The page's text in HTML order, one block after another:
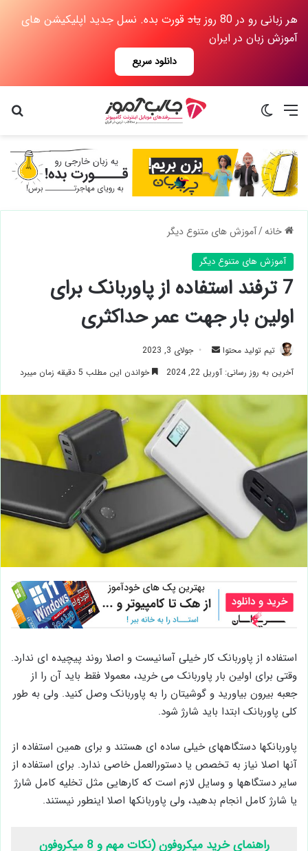
هر زبانی رو در 80 روز یاد قورت بده. نسل جدید اپلیکیشن های
آموزش زبان در ایران
دانلود سریع
منو
خانه/آموزش های متنوع دیگر
آموزش های متنوع دیگر
7 ترفند استفاده از پاوربانک برای
اولین بار جهت عمر حداکثری
تیم تولید محتوا
ارسال
ایمیل
جولای 3, 2023
آخرین به روز رسانی: آوریل 22, 2024
خواندن این مطلب 5 دقیقه زمان میبرد
استفاده از پاوربانک کار خیلی آسانیست و اصلا روند پیچیده ای ندارد.
وقتی برای اولین بار پاوربانک می خرید، معمولا فقط باید آن را از
جعبه بیرون بیاورید و گوشیتان را به پاوربانک وصل کنید. ولی به طور
کلی پاوربانک ابتدا باید شارژ شود.
پاوربانکها دستگاههای خیلی ساده ای هستند و برای همین استفاده از
آنها اصلا نیاز به تخصص یا دستورالعمل خاصی ندارد. برای استفاده از
سایر دستگاهها و وسایل لازم است که کارهایی مثل تخلیه کامل شارژ
یا شارژ کامل انجام بدهید، ولی پاوربانکها اصلا اینطور نیستند.
راهنمای خرید میکروفون (نکات مهم و 8 میکروفون